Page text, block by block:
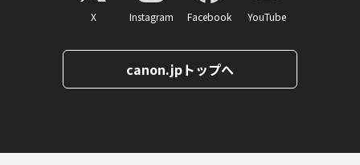
X Instagram Facebook YouTube
canon.jpトップへ